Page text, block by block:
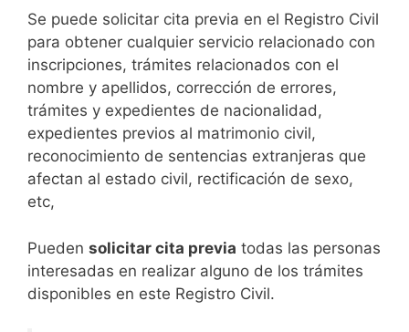
Se puede solicitar cita previa en el Registro Civil
para obtener cualquier servicio relacionado con
inscripciones, trámites relacionados con el
nombre y apellidos, corrección de errores,
trámites y expedientes de nacionalidad,
expedientes previos al matrimonio civil,
reconocimiento de sentencias extranjeras que
afectan al estado civil, rectificación de sexo,
etc,
​Pueden solicitar cita previa todas las personas
interesadas en realizar alguno de los trámites
disponibles en este Registro Civil.​